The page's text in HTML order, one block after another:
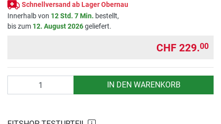
Schnellversand ab Lager Obernau
Innerhalb von 12 Std. 7 Min. bestellt,
bis zum 12. August 2026geliefert.
CHF 229.00
IN DEN WARENKORB